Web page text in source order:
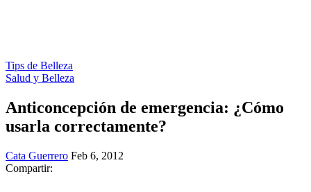
Tips de Belleza
Salud y Belleza
Anticoncepción de emergencia: ¿Cómo
usarla correctamente?
Cata Guerrero Feb 6, 2012
Compartir: